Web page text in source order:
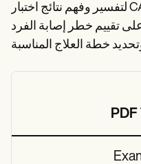
لتفسير وفهم نتائج اختبار CAC. يمكن أن يساعد ذلك
تقييم خطر إصابة الفرد